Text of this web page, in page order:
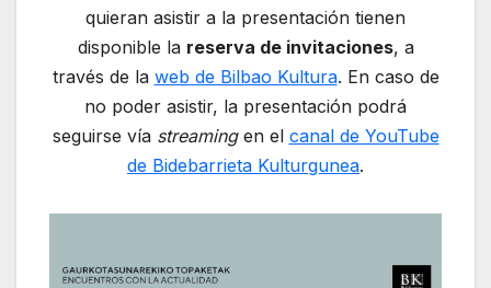
quieran asistir a la presentación tienen
disponible la reserva de invitaciones, a
través de la web de Bilbao Kultura. En caso de
no poder asistir, la presentación podrá
seguirse vía streamingen el canal de YouTube
de Bidebarrieta Kulturgunea.